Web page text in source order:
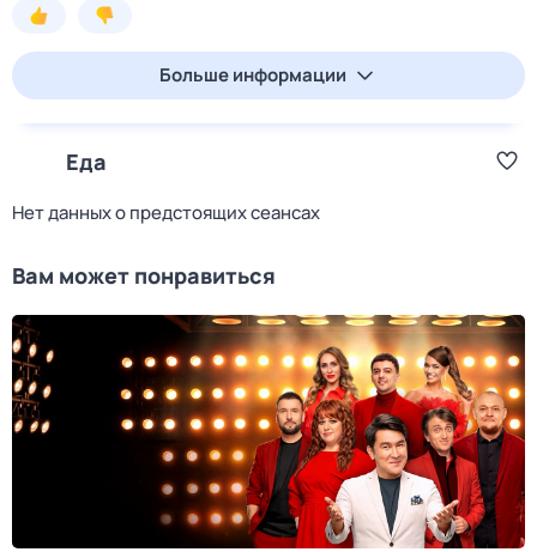
Больше информации
Еда
Нет данных о предстоящих сеансах
Вам может понравиться